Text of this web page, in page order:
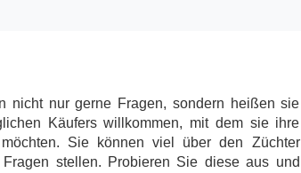
nicht nur gerne Fragen, sondern heißen sie
Käufers willkommen, mit dem sie ihre
Sie können viel über den Züchter
stellen. Probieren Sie diese aus und